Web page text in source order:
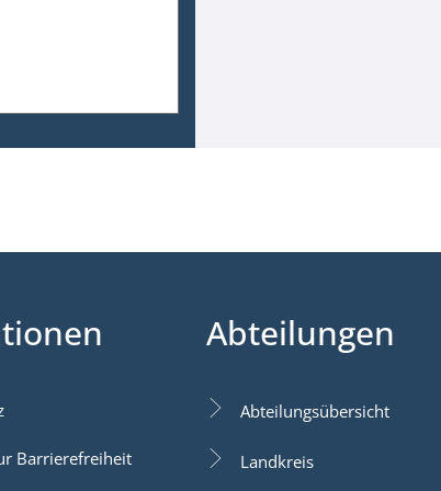
Barrierefreiheit
Abteilungen
Abteilungsübersicht
Landkreis